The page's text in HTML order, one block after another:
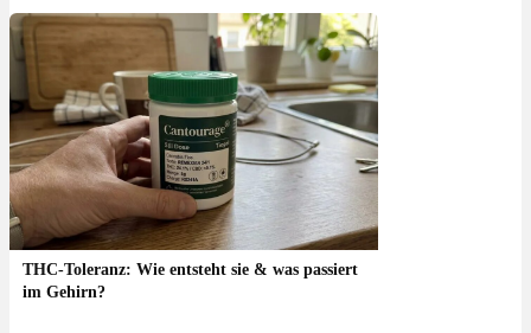
THC-Toleranz: Wie entsteht sie & was passiert
im Gehirn?